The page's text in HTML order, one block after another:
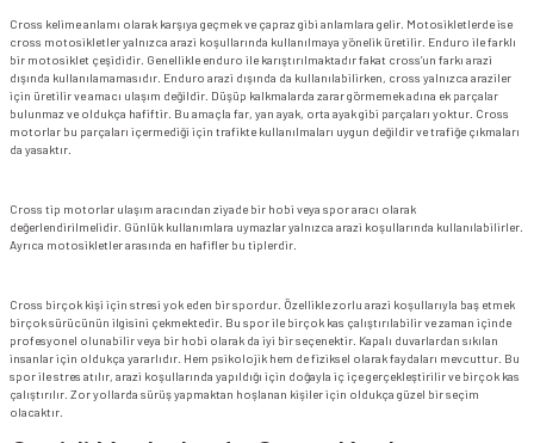
Cross kelime anlamı olarak karşıya geçmek ve çapraz gibi anlamlara gelir. Motosikletlerde ise
cross motosikletler yalnızca arazi koşullarında kullanılmaya yönelik üretilir. Enduro ile farklı
bir motosiklet çeşididir. Genellikle enduro ile karıştırılmaktadır fakat cross’un farkı arazi
dışında kullanılamamasıdır. Enduro arazi dışında da kullanılabilirken, cross yalnızca araziler
için üretilir ve amacı ulaşım değildir. Düşüp kalkmalarda zarar görmemek adına ek parçalar
bulunmaz ve oldukça hafiftir. Bu amaçla far, yan ayak, orta ayak gibi parçaları yoktur. Cross
motorlar bu parçaları içermediği için trafikte kullanılmaları uygun değildir ve trafiğe çıkmaları
da yasaktır.
Cross tip motorlar ulaşım aracından ziyade bir hobi veya spor aracı olarak
değerlendirilmelidir. Günlük kullanımlara uymazlar yalnızca arazi koşullarında kullanılabilirler.
Ayrıca motosikletler arasında en hafifler bu tiplerdir.
Cross birçok kişi için stresi yok eden bir spordur. Özellikle zorlu arazi koşullarıyla baş etmek
birçok sürücünün ilgisini çekmektedir. Bu spor ile birçok kas çalıştırılabilir ve zaman içinde
profesyonel olunabilir veya bir hobi olarak da iyi bir seçenektir. Kapalı duvarlardan sıkılan
insanlar için oldukça yararlıdır. Hem psikolojik hem de fiziksel olarak faydaları mevcuttur. Bu
spor ile stres atılır, arazi koşullarında yapıldığı için doğayla iç içe gerçekleştirilir ve birçok kas
çalıştırılır. Zor yollarda sürüş yapmaktan hoşlanan kişiler için oldukça güzel bir seçim
olacaktır.